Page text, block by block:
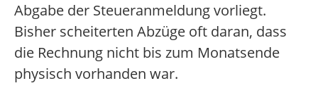
Abgabe der Steueranmeldung vorliegt.
Bisher scheiterten Abzüge oft daran, dass
die Rechnung nicht bis zum Monatsende
physisch vorhanden war.